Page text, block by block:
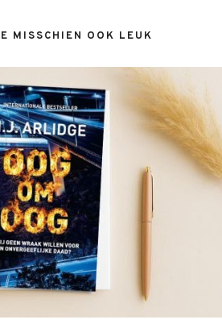
MISSCHIEN OOK LEUK